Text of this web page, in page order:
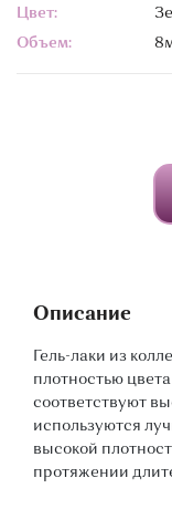
Цвет:
Объем:
Описание
Гель-лаки из
плотностью
соответствуют
используются
высокой
протяжении